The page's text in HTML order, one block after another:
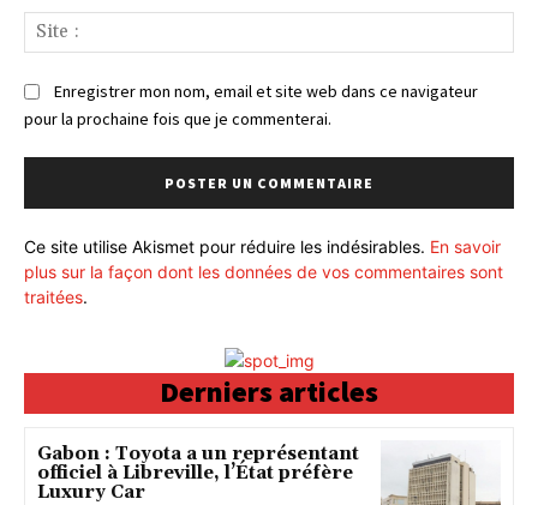
:
Enregistrer mon nom, email et site web dans ce navigateur
pour la prochaine fois que je commenterai.
Ce site utilise Akismet pour réduire les indésirables. En savoir
plus sur la façon dont les données de vos commentaires sont
traitées.
Derniers articles
Gabon : Toyota a un représentant
officiel à Libreville, l’État préfère
Luxury Car